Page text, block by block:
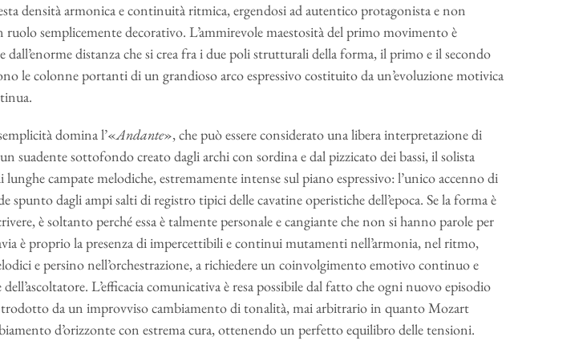
densità armonica e continuità ritmica, ergendosi ad autentico protagonista e non
semplicemente decorativo. L’ammirevole maestosità del primo movimento è
dall’enorme distanza che si crea fra i due poli strutturali della forma, il primo e il secondo
le colonne portanti di un grandioso arco espressivo costituito da un’evoluzione motivica
domina l’«Andante», che può essere considerato una libera interpretazione di
un suadente sottofondo creato dagli archi con sordina e dal pizzicato dei bassi, il solista
lunghe campate melodiche, estremamente intense sul piano espressivo: l’unico accenno di
spunto dagli ampi salti di registro tipici delle cavatine operistiche dell’epoca. Se la forma è
è soltanto perché essa è talmente personale e cangiante che non si hanno parole per
è proprio la presenza di impercettibili e continui mutamenti nell’armonia, nel ritmo,
e persino nell’orchestrazione, a richiedere un coinvolgimento emotivo continuo e
L’efficacia comunicativa è resa possibile dal fatto che ogni nuovo episodio
da un improvviso cambiamento di tonalità, mai arbitrario in quanto Mozart
d’orizzonte con estrema cura, ottenendo un perfetto equilibro delle tensioni.